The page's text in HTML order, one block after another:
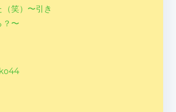
笑）〜引き
？〜